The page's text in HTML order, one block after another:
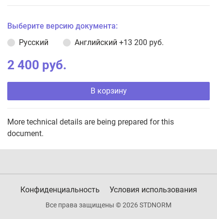
Выберите версию документа:
Русский
Английский +13 200 руб.
2 400 руб.
В корзину
More technical details are being prepared for this
document.
Конфиденциальность Условия использования
Все права защищены © 2026 STDNORM